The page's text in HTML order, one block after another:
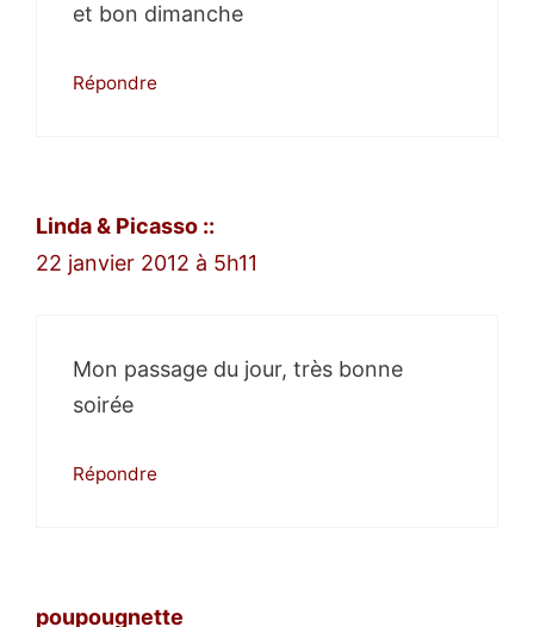
et bon dimanche
Répondre
Linda & Picasso ::
22 janvier 2012 à 5h11
Mon passage du jour, très bonne
soirée
Répondre
poupougnette